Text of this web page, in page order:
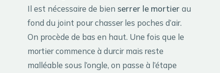
Il est nécessaire de bien serrer le mortier au
fond du joint pour chasser les poches d’air.
On procède de bas en haut. Une fois que le
mortier commence à durcir mais reste
malléable sous l’ongle, on passe à l’étape